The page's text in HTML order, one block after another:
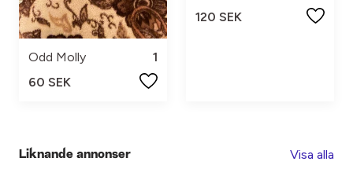
Odd Molly
1
60 SEK
120 SEK
Liknande annonser Visa alla